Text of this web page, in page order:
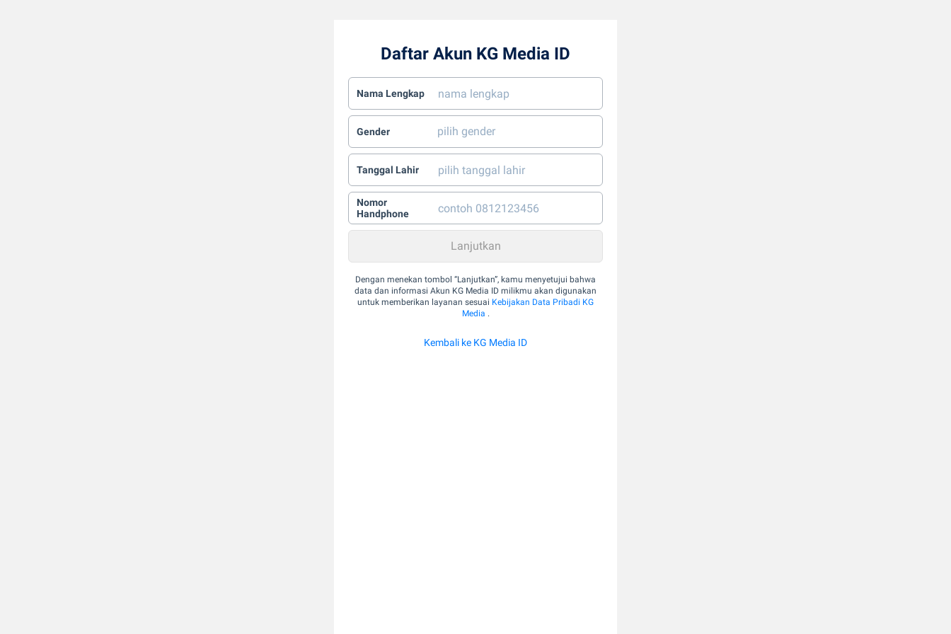
Daftar Akun KG Media ID
Nama Lengkap
Gender
Tanggal Lahir
Nomor
Handphone
Dengan menekan tombol “Lanjutkan”, kamu menyetujui bahwa
data dan informasi Akun KG Media ID milikmu akan digunakan
untuk memberikan layanan sesuai Kebijakan Data Pribadi KG
Media .
Kembali ke KG Media ID